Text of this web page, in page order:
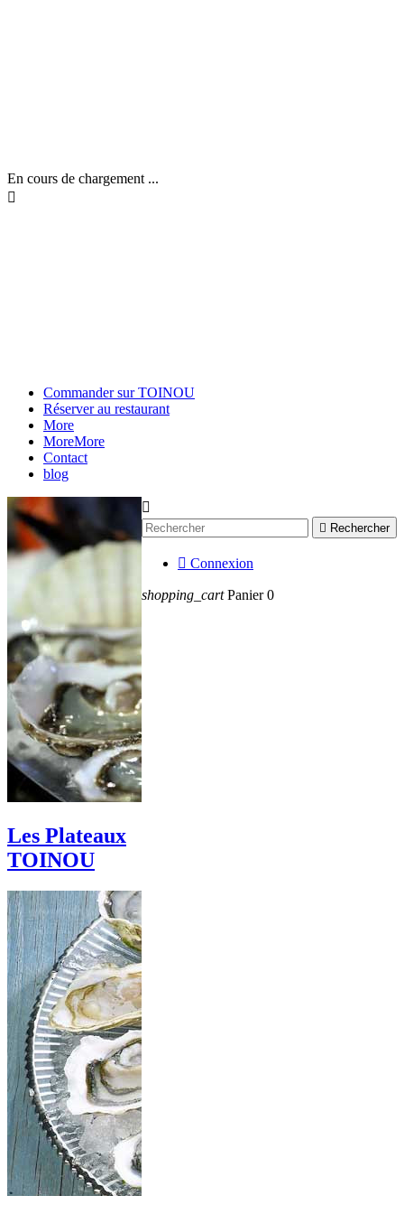
En cours de chargement ...

Commander sur TOINOU
Réserver au restaurant
More
MoreMore
Contact
blog

 Rechercher
 Connexion
shopping_cart Panier 0
Les Plateaux
TOINOU